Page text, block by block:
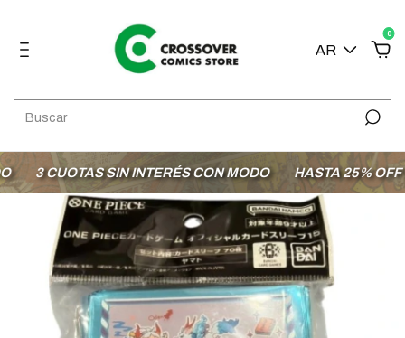
AR
0
3 CUOTAS SIN INTERÉS CON MODO HASTA 25% OFF EN